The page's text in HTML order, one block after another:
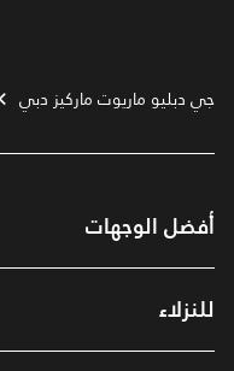
جي دبليو ماريوت ماركيز دبي
أفضل الوجهات
للنزلاء